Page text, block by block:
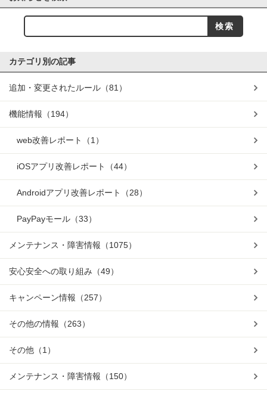
カテゴリ別の記事
追加・変更されたルール （81）
機能情報 （194）
web改善レポート （1）
iOSアプリ改善レポート （44）
Androidアプリ改善レポート （28）
PayPayモール （33）
メンテナンス・障害情報 （1075）
安心安全への取り組み （49）
キャンペーン情報 （257）
その他の情報 （263）
その他 （1）
メンテナンス・障害情報 （150）